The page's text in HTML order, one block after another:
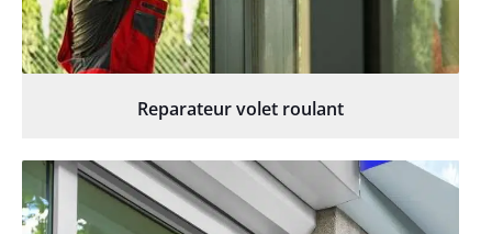
Reparateur volet roulant